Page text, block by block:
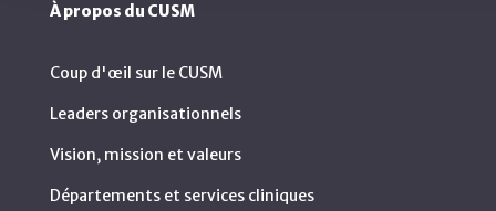
À propos du CUSM
Coup d'œil sur le CUSM
Leaders organisationnels
Vision, mission et valeurs
Départements et services cliniques